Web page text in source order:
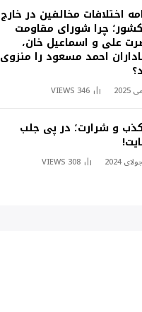
اختلافات مخالفین در خارج
کشور؛ چرا شورای مقاومت
علی و اسماعیل خان،
احمد مسعود را منزوی
346
VIEWS
و شرارت؛ در پی جلب
308
VIEWS